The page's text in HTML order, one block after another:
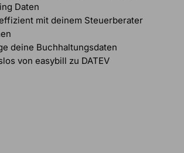
Daten
mit deinem Steuerberater
deine Buchhaltungsdaten
von easybill zu DATEV